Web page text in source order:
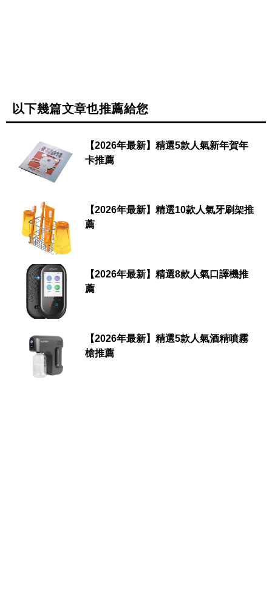
以下幾篇文章也推薦給您
【2026年最新】精選5款人氣新年賀年
卡推薦
【2026年最新】精選10款人氣牙刷架推
薦
【2026年最新】精選8款人氣口譯機推
薦
【2026年最新】精選5款人氣酒精噴霧
槍推薦